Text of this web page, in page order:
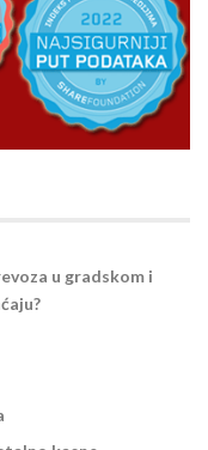
u gradskom i